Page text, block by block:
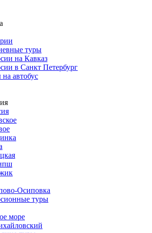
туры
на Кавказ
в Санкт Петербург
автобус
Осиповка
туры
море